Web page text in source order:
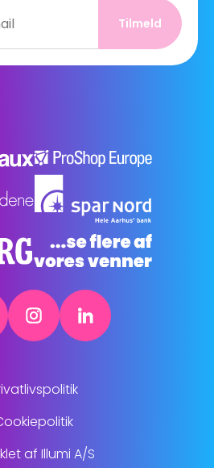
Indtast din e-mail
Tilmeld
af Illumi A/S